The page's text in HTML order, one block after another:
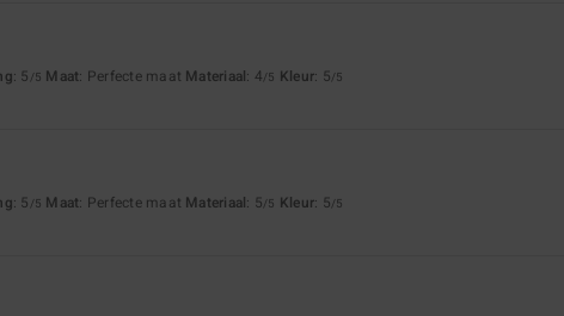
: 5 /5 Maat: Perfecte maat Materiaal: 4/5 Kleur: 5/5
: 5 /5 Maat: Perfecte maat Materiaal: 5/5 Kleur: 5/5